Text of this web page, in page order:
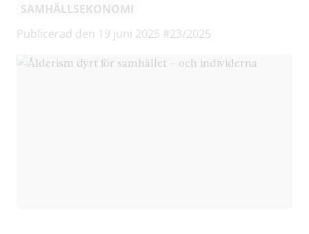
SAMHÄLLSEKONOMI
Publicerad den 19 juni 2025 #23/2025